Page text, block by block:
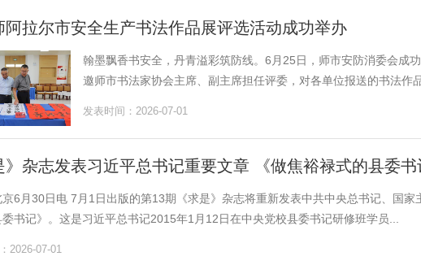
阿拉尔市安全生产书法作品展评选活动成功举办
翰墨飘香书安全，丹青溢彩筑防线。6月25日，师市安防消委会成
邀师市书法家协会主席、副主席担任评委，对各单位报送的书法作
发表时间：2026-07-01
》杂志发表习近平总书记重要文章 《做焦裕禄式的县委书
京6月30日电 7月1日出版的第13期《求是》杂志将重新发表中共中央总书记、国
书记》。这是习近平总书记2015年1月12日在中央党校县委书记研修班学员...
2026-07-01